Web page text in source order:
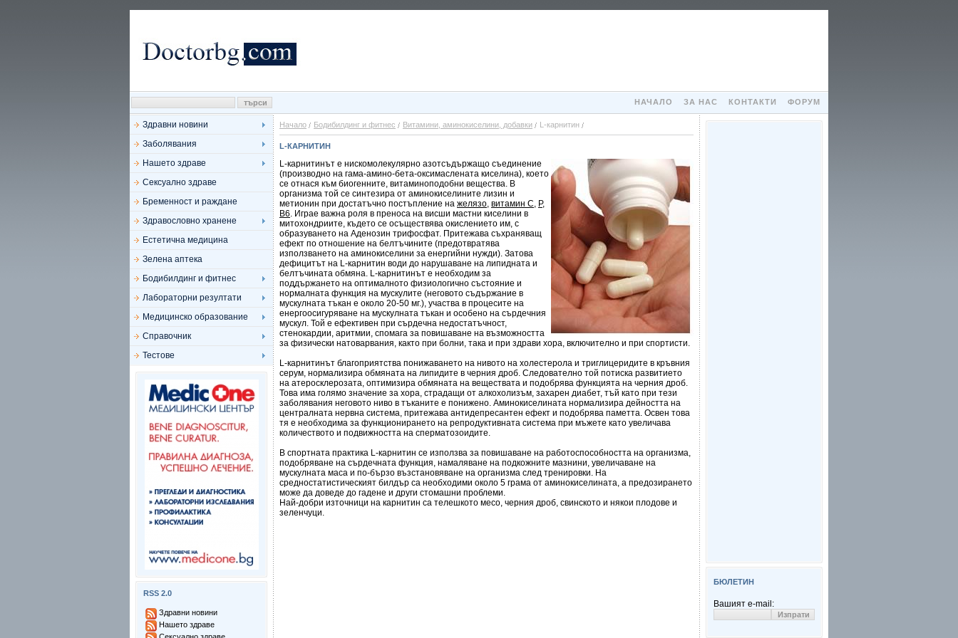
НАЧАЛО ЗА НАС КОНТАКТИ ФОРУМ
Здравни новини
Заболявания
Нашето здраве
Сексуално здраве
Бременност и раждане
Здравословно хранене
Естетична медицина
Зелена аптека
Бодибилдинг и фитнес
Лабораторни резултати
Медицинско образование
Справочник
Тестове
RSS 2.0
Здравни новини
Нашето здраве
Начало Бодибилдинг и фитнес Витамини, аминокиселини, добавки L-карнитин
L-КАРНИТИН
L-карнитинът е нискомолекулярно азотсъдържащо съединение
(производно на гама-амино-бета-оксимаслената киселина), което
се отнася към биогенните, витаминоподобни вещества. В
организма той се синтезира от аминокиселините лизин и
метионин при достатъчно постъпление на желязо, витамин С, Р,
В6. Играе важна роля в преноса на висши мастни киселини в
митохондриите, където се осъществява окислението им, с
образуването на Аденозин трифосфат. Притежава съхраняващ
ефект по отношение на белтъчините (предотвратява
използването на аминокиселини за енергийни нужди). Затова
дефицитът на L-карнитин води до нарушаване на липидната и
белтъчината обмяна. L-карнитинът е необходим за
поддържането на оптималното физиологично състояние и
нормалната функция на мускулите (неговото съдържание в
мускулната тъкан е около 20-50 мг.), участва в процесите на
енергоосигуряване на мускулната тъкан и особено на сърдечния
мускул. Той е ефективен при сърдечна недостатъчност,
стенокардии, аритмии, спомага за повишаване на възможността
за физически натоварвания, както при болни, така и при здрави хора, включително и при спортисти.
L-карнитинът благоприятства понижаването на нивото на холестерола и триглицеридите в кръвния
серум, нормализира обмяната на липидите в черния дроб. Следователно той потиска развитието
на атеросклерозата, оптимизира обмяната на веществата и подобрява функцията на черния дроб.
Това има голямо значение за хора, страдащи от алкохолизъм, захарен диабет, тъй като при тези
заболявания неговото ниво в тъканите е понижено. Аминокиселината нормализира дейността на
централната нервна система, притежава антидепресантен ефект и подобрява паметта. Освен това
тя е необходима за функционирането на репродуктивната система при мъжете като увеличава
количеството и подвижността на сперматозоидите.
В спортната практика L-карнитин се използва за повишаване на работоспособността на организма,
подобряване на сърдечната функция, намаляване на подкожните мазнини, увеличаване на
мускулната маса и по-бързо възстановяване на организма след тренировки. На
средностатистическият билдър са необходими около 5 грама от аминокиселината, а предозирането
може да доведе до гадене и други стомашни проблеми.
Най-добри източници на карнитин са телешкото месо, черния дроб, свинското и някои плодове и
зеленчуци.
БЮЛЕТИН
Вашият e-mail: